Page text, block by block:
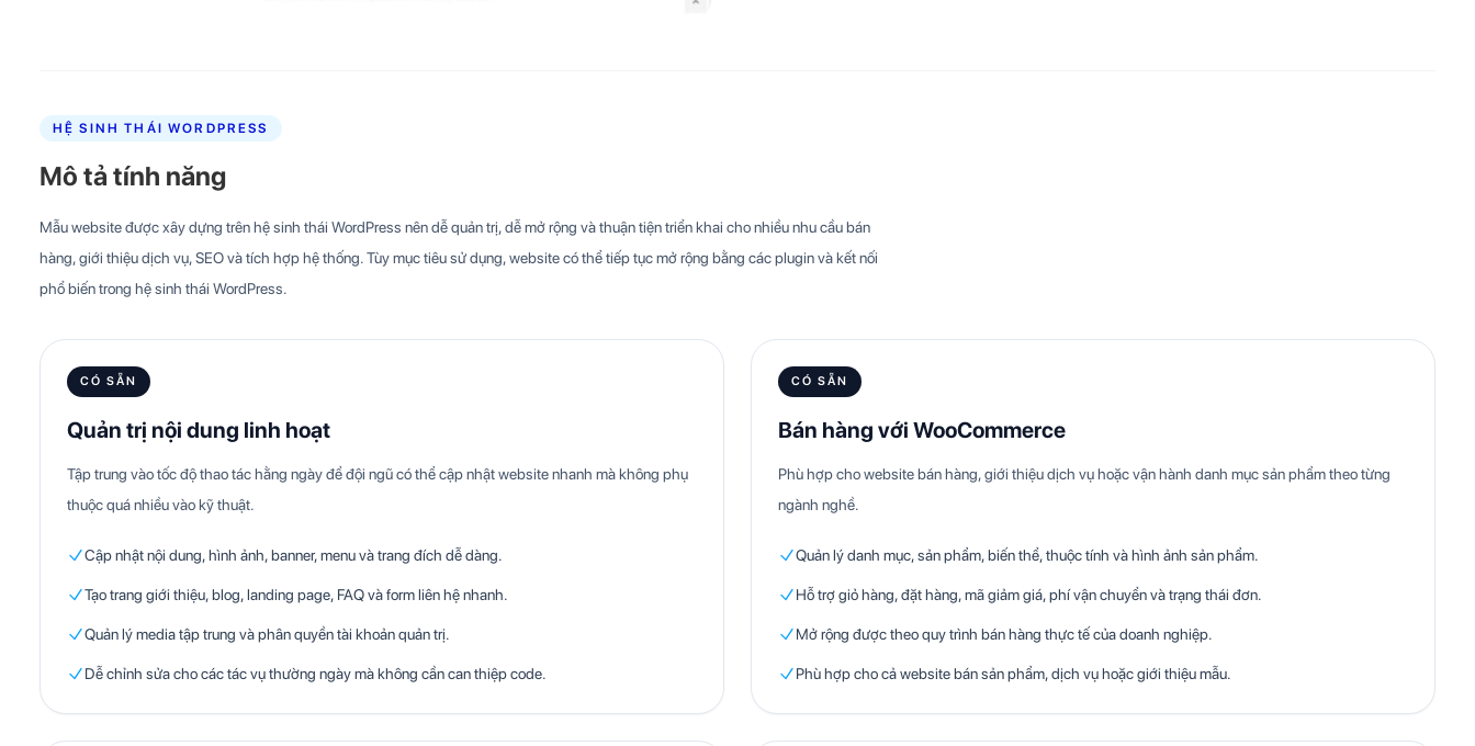
HỆ SINH THÁI WORDPRESS
Mô tả tính năng
Mẫu website được xây dựng trên hệ sinh thái WordPress nên dễ quản trị, dễ mở rộng và thuận tiện triển khai cho nhiều nhu cầu bán
hàng, giới thiệu dịch vụ, SEO và tích hợp hệ thống. Tùy mục tiêu sử dụng, website có thể tiếp tục mở rộng bằng các plugin và kết nối
phổ biến trong hệ sinh thái WordPress.
CÓ SẴN
Quản trị nội dung linh hoạt
Tập trung vào tốc độ thao tác hằng ngày để đội ngũ có thể cập nhật website nhanh mà không phụ
thuộc quá nhiều vào kỹ thuật.
Cập nhật nội dung, hình ảnh, banner, menu và trang đích dễ dàng.
Tạo trang giới thiệu, blog, landing page, FAQ và form liên hệ nhanh.
Quản lý media tập trung và phân quyền tài khoản quản trị.
Dễ chỉnh sửa cho các tác vụ thường ngày mà không cần can thiệp code.
CÓ SẴN
Bán hàng với WooCommerce
Phù hợp cho website bán hàng, giới thiệu dịch vụ hoặc vận hành danh mục sản phẩm theo từng
ngành nghề.
Quản lý danh mục, sản phẩm, biến thể, thuộc tính và hình ảnh sản phẩm.
Hỗ trợ giỏ hàng, đặt hàng, mã giảm giá, phí vận chuyển và trạng thái đơn.
Mở rộng được theo quy trình bán hàng thực tế của doanh nghiệp.
Phù hợp cho cả website bán sản phẩm, dịch vụ hoặc giới thiệu mẫu.